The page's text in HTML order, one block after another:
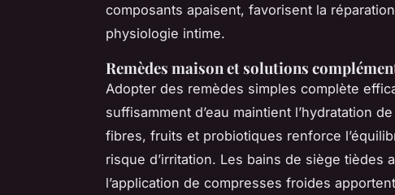
composants apaisent, favorisent la
physiologie intime.
Remèdes maison et solutions
Adopter des remèdes simples complète
suffisamment d’eau maintient l’hydratation
fibres, fruits et probiotiques renforce
risque d’irritation. Les bains de siège tièdes
l’application de compresses froides